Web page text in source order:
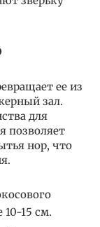
ее из
зал.
для
позволяет
нор, что
15 см.